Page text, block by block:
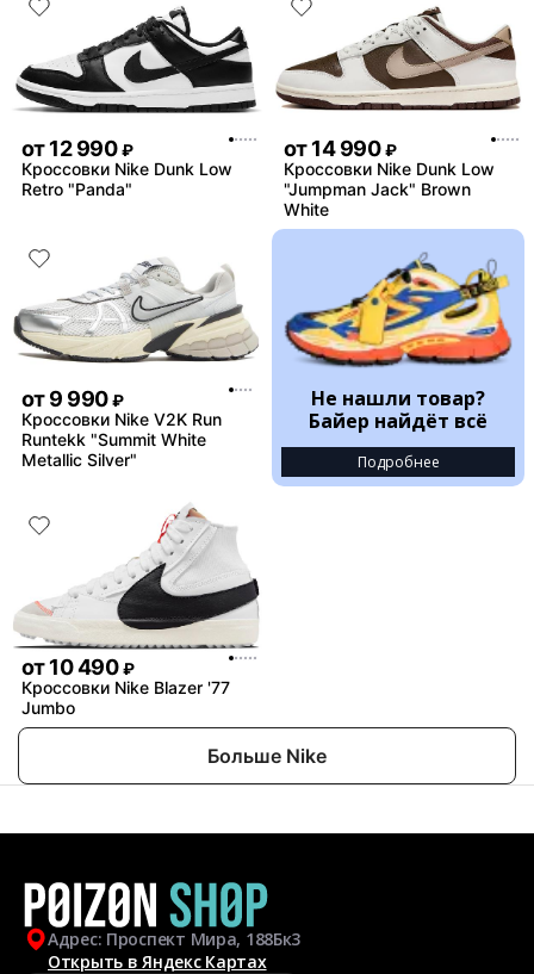
от12 990 ₽
Кроссовки Nike Dunk Low
Retro "Panda"
от14 990 ₽
Кроссовки Nike Dunk Low
"Jumpman Jack" Brown
White
от9 990 ₽
Кроссовки Nike V2K Run
Runtekk "Summit White
Metallic Silver"
Не нашли товар?
Байер найдёт всё
Подробнее
от10 490 ₽
Кроссовки Nike Blazer '77
Jumbo
Больше Nike
Адрес: Проспект Мира, 188Бк3
Открыть в Яндекс Картах